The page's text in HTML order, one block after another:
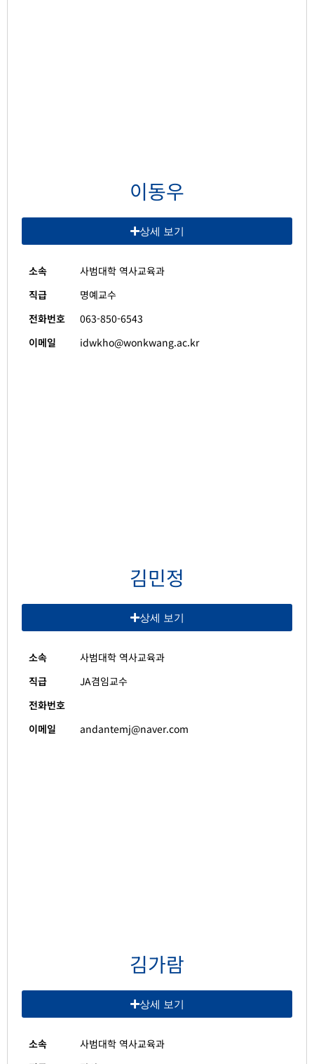
이동우
상세 보기
소속
사범대학 역사교육과
직급
명예교수
전화번호
063-850-6543
이메일
idwkho@wonkwang.ac.kr
김민정
상세 보기
소속
사범대학 역사교육과
직급
JA겸임교수
전화번호
이메일
andantemj@naver.com
김가람
상세 보기
소속
사범대학 역사교육과